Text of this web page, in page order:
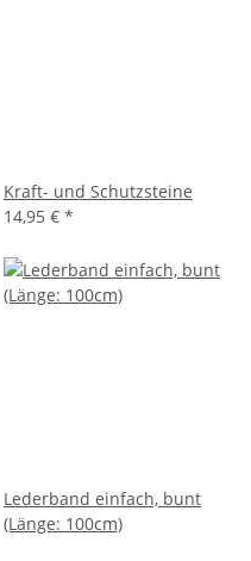
Kraft- und Schutzsteine
14,95 € *
Lederband einfach, bunt
(Länge: 100cm)